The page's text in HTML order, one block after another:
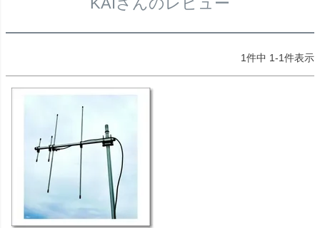
1件中 1-1件表示